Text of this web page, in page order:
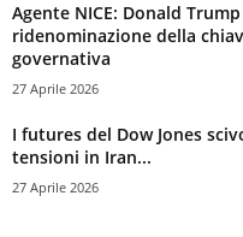
Agente NICE: Donald
ridenominazione della
governativa
27 Aprile 2026
I futures del Dow Jones
tensioni in Iran...
27 Aprile 2026